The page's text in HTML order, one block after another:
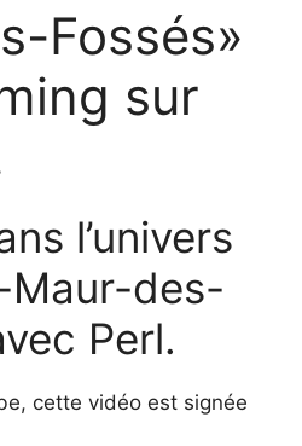
Fossés»
sur
l’univers
Maur-des-
Perl.
cette vidéo est signée